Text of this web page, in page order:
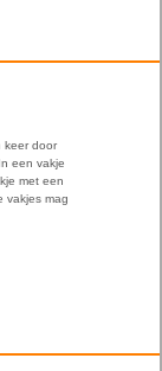
keer door
een vakje
met een
vakjes mag